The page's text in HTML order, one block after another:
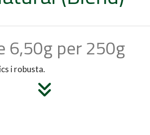
6,50g per 250g
i robusta.